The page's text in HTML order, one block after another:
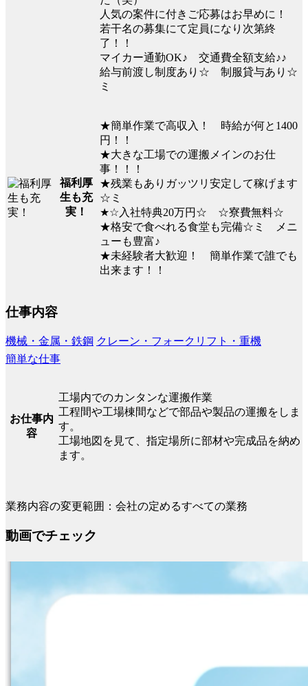
人気の案件に付きご応募はお早めに！
若干名の募集にて定員になり次第終
了！！
マイカー通勤OK♪ 交通費全額支給♪♪
給与前渡し制度あり☆ 制服貸与あり☆
ミ
福利厚
生も充
実！
★簡単作業で高収入！ 時給が何と1400
円！！
★大きな工場での運搬メインのお仕
事！！！
★残業もありガッツリ安定して稼げます
☆ミ
★☆入社特典20万円☆ ☆寮費無料☆
★格安で食べれる食堂も完備☆ミ メニ
ューも豊富♪
★未経験者大歓迎！ 簡単作業で誰でも
出来ます！！
仕事内容
機械・金属・鉄鋼 クレーン・フォークリフト・重機
簡単な仕事
お仕事内
容
工場内でのカンタンな運搬作業
工程間や工場棟間などで部品や製品の運搬をしま
す。
工場地図を見て、指定場所に部材や完成品を納め
ます。
業務内容の変更範囲：会社の定めるすべての業務
動画でチェック